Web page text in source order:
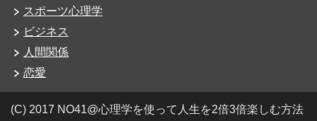
スポーツ心理学
ビジネス
人間関係
恋愛
(C) 2017 NO41@心理学を使って人生を2倍3倍楽しむ方法